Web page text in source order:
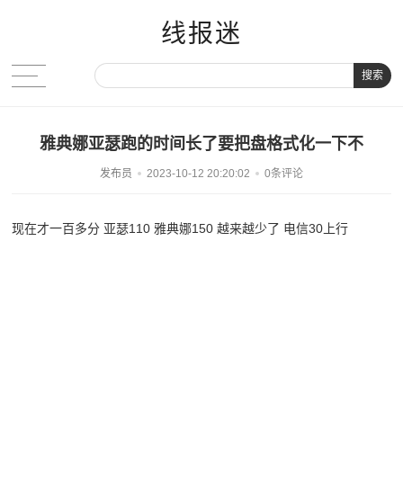
线报迷
搜索
雅典娜亚瑟跑的时间长了要把盘格式化一下不
发布员 2023-10-12 20:20:02 0条评论
现在才一百多分 亚瑟110 雅典娜150 越来越少了 电信30上行